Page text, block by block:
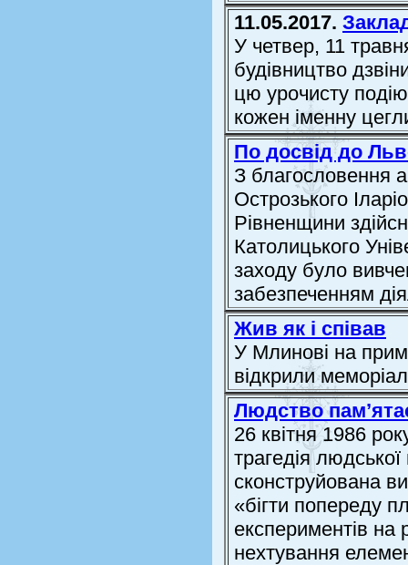
11.05.2017.
У четвер, 11
будівництво
цю урочисту
кожен іменну
По досвід до
З благословення
Острозького
Рівненщини
Католицького
заходу було
забезпеченням
Жив як і співав
У Млинові на
відкрили
Людство
26 квітня 1986
трагедія
сконструйована
«бігти попереду
експериментів на
нехтування